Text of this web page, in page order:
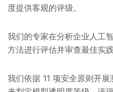
度提供客观的评级。
我们的专家在分析企业人工
方法进行评估并审查最佳实践
我们依据 11 项安全原则开